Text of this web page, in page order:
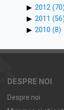
2012 (70)
2011 (56)
2010 (8)
DESPRE NOI
Despre noi